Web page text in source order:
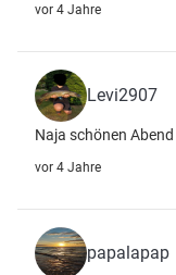
vor 4 Jahre
Levi2907
Naja schönen
vor 4 Jahre
papalapap